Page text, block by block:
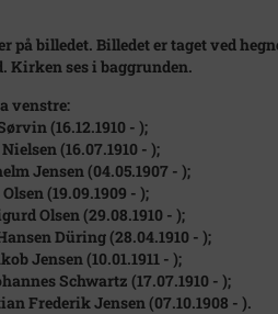
på billedet. Billedet er taget ved
Kirken ses i baggrunden.
venstre:
(16.12.1910 - );
(16.07.1910 - );
Jensen (04.05.1907 - );
(19.09.1909 - );
Olsen (29.08.1910 - );
Düring (28.04.1910 - );
Jensen (10.01.1911 - );
Schwartz (17.07.1910 - );
Frederik Jensen (07.10.1908 - ).